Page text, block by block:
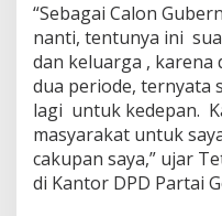
r
c
a
n
t
i
k
s
e
“Sebagai Calon
nanti, tentunya ini
dan keluarga , karena
dua periode, ternyata
lagi untuk kedepan.
masyarakat untuk
cakupan saya,” ujar
di Kantor DPD Partai